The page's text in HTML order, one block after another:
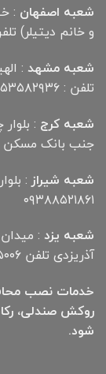
شعبه اصفهان
و خانم دیتیلر) تلفن :
شعبه مشهد
تلفن : ۰۹۱۵۳۵۸۲۹۳۶
شعبه کرج
جنب بانک مسکن تلفن
شعبه شیراز
۰۹۳۸۸۵۲۱۸۶۱
شعبه یزد :
آذریزدی تلفن ۰۹۱۲۸۷۲۵۰۰۶
خدمات نصب
روکش صندلی،
شود.